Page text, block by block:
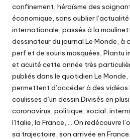
confinement, héroïsme des
économique, sans oublier
internationale, passés à la
dessinateur du journal Le Monde, à
perf et de souris masquées, Plantu
et acuité cette année très
publiés dans le quotidien Le
permettent d’accéder à des vidéos
coulisses d’un dessin.Divisés en
coronavirus, politique, social,
l’Italie, la France, … On redécouvre
sa trajectoire, son arrivée en